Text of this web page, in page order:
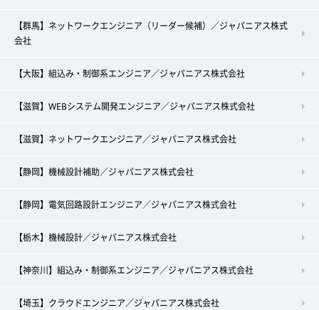
【群馬】ネットワークエンジニア（リーダー候補）／ジャパニアス株式
会社
【大阪】組込み・制御系エンジニア／ジャパニアス株式会社
【滋賀】WEBシステム開発エンジニア／ジャパニアス株式会社
【滋賀】ネットワークエンジニア／ジャパニアス株式会社
【静岡】機械設計補助／ジャパニアス株式会社
【静岡】電気回路設計エンジニア／ジャパニアス株式会社
【栃木】機械設計／ジャパニアス株式会社
【神奈川】組込み・制御系エンジニア／ジャパニアス株式会社
【埼玉】クラウドエンジニア／ジャパニアス株式会社